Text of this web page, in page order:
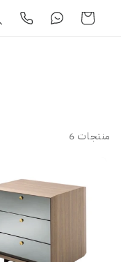
عربة
التسوق
6 منتجات